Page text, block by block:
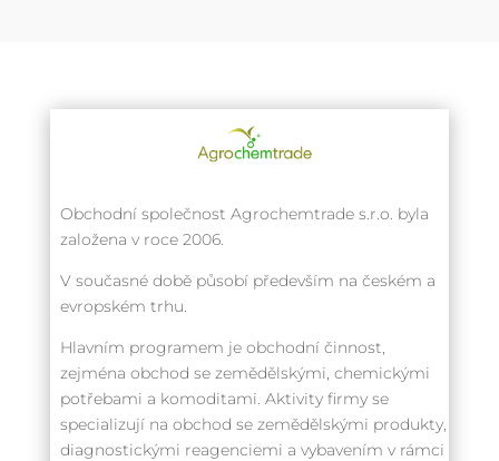
Obchodní společnost Agrochemtrade s.r.o. byla
založena v roce 2006.
V současné době působí především na českém a
evropském trhu.
Hlavním programem je obchodní činnost,
zejména obchod se zemědělskými, chemickými
potřebami a komoditami. Aktivity firmy se
specializují na obchod se zemědělskými produkty,
diagnostickými reagenciemi a vybavením v rámci